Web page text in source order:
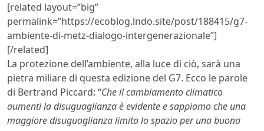
[related layout=”big”
permalink=”https://ecoblog.lndo.site/post/188415/g7-
ambiente-di-metz-dialogo-intergenerazionale”]
[/related]
La protezione dell’ambiente, alla luce di ciò, sarà una
pietra miliare di questa edizione del G7. Ecco le parole
di Bertrand Piccard: “Che il cambiamento climatico
aumenti la disuguaglianza è evidente e sappiamo che una
maggiore disuguaglianza limita lo spazio per una buona